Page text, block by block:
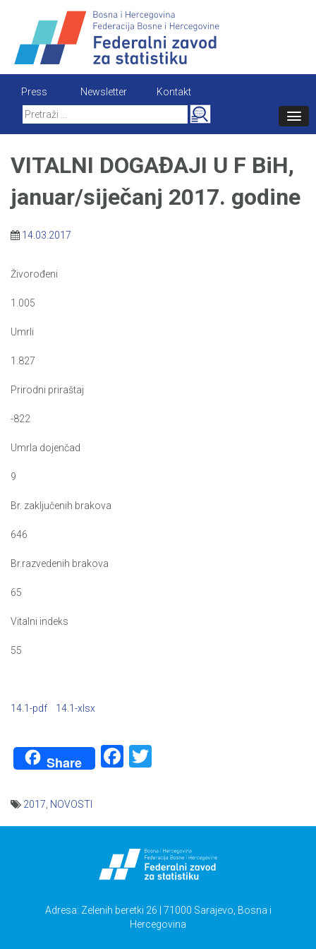
content
Press Newsletter
Kontakt
Search
for:
VITALNI DOGAĐAJI U F BiH,
januar/siječanj 2017. godine
14.03.2017
Živorođeni
1.005
Umrli
1.827
Prirodni priraštaj
-822
Umrla dojenčad
9
Br. zaključenih brakova
646
Br.razvedenih brakova
65
Vitalni indeks
55
14.1-pdf 14.1-xlsx
Share Facebook
2017 NOVOSTI
Adresa: Zelenih beretki 26 | 71000 Sarajevo, Bosna i
Hercegovina